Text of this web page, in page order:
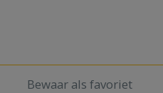
Bewaar als favoriet